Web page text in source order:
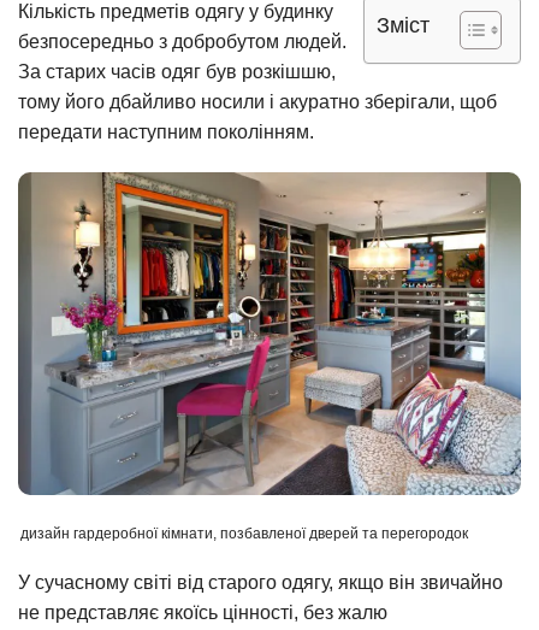
Зміст
Кількість предметів одягу у будинку
безпосередньо з добробутом людей.
За старих часів одяг був розкішшю,
тому його дбайливо носили і акуратно зберігали, щоб
передати наступним поколінням.
дизайн гардеробної кімнати, позбавленої дверей та перегородок
У сучасному світі від старого одягу, якщо він звичайно
не представляє якоїсь цінності, без жалю